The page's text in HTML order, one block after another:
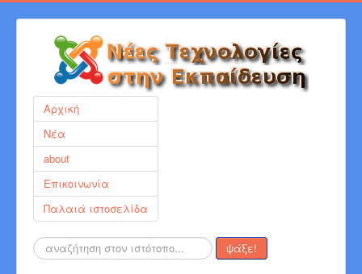
Αρχική
Νέα
about
Επικοινωνία
Παλαιά ιστοσελίδα
Αναζήτηση... ψάξε!